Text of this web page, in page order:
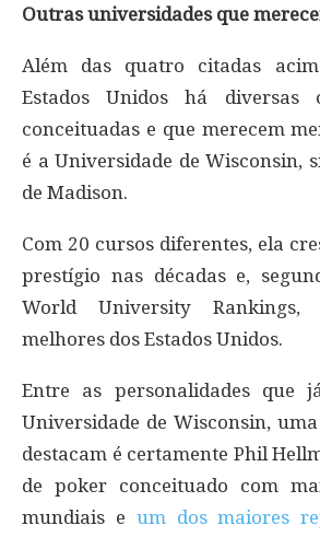
Outras universidades que
Além das quatro citadas
Estados Unidos há diversas
conceituadas e que merecem
é a Universidade de Wisconsin,
de Madison.
Com 20 cursos diferentes, ela
prestígio nas décadas e,
World University
melhores dos Estados Unidos.
Entre as personalidades que
Universidade de Wisconsin,
destacam é certamente Phil
de poker conceituado com
mundiais e um dos maiores